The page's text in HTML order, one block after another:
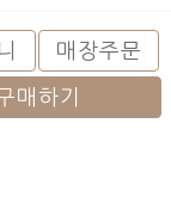
매장주문
매하기